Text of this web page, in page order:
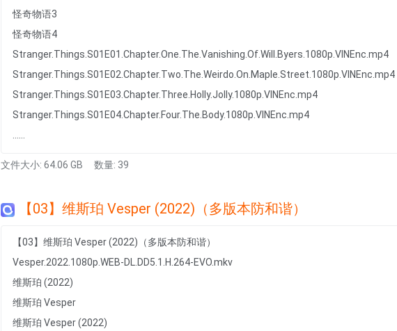
怪奇物语3
怪奇物语4
Stranger.Things.S01E01.Chapter.One.The.Vanishing.Of.Will.Byers.1080p.VINEnc.mp4
Stranger.Things.S01E02.Chapter.Two.The.Weirdo.On.Maple.Street.1080p.VINEnc.mp4
Stranger.Things.S01E03.Chapter.Three.Holly.Jolly.1080p.VINEnc.mp4
Stranger.Things.S01E04.Chapter.Four.The.Body.1080p.VINEnc.mp4
文件大小: 64.06 GB 数量: 39
【03】维斯珀 Vesper (2022)（多版本防和谐）
【03】维斯珀 Vesper (2022)（多版本防和谐）
Vesper.2022.1080p.WEB-DL.DD5.1.H.264-EVO.mkv
维斯珀 (2022)
维斯珀 Vesper
维斯珀 Vesper (2022)